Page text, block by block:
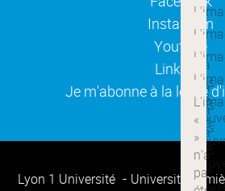
Instagram
Youtube
Linkedin
Je m'abonne à la lettre
Lyon 1 Université
Université